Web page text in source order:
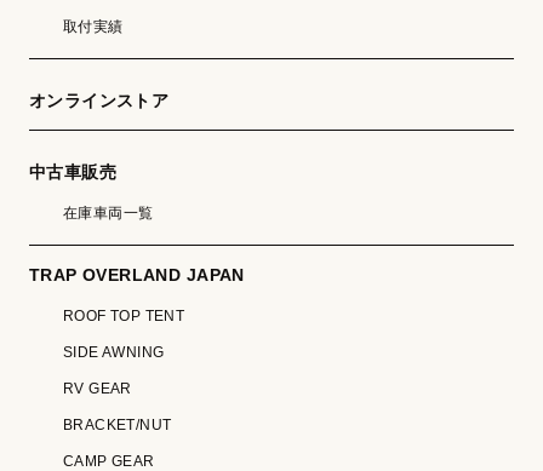
取付実績
オンラインストア
中古車販売
在庫車両一覧
TRAP OVERLAND JAPAN
ROOF TOP TENT
SIDE AWNING
RV GEAR
BRACKET/NUT
CAMP GEAR